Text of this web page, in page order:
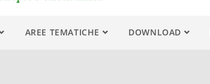
AREE TEMATICHE DOWNLOAD